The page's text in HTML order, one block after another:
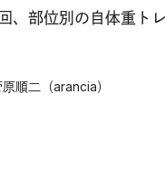
、部位別の自体重ト
順二（arancia）